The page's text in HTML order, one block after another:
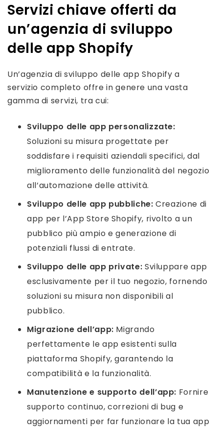
Servizi chiave offerti da
un’agenzia di sviluppo
delle app Shopify
Un’agenzia di sviluppo delle app Shopify a
servizio completo offre in genere una vasta
gamma di servizi, tra cui:
Sviluppo delle app personalizzate:
Soluzioni su misura progettate per
soddisfare i requisiti aziendali specifici, dal
miglioramento delle funzionalità del negozio
all’automazione delle attività.
Sviluppo delle app pubbliche:Creazione di
app per l’App Store Shopify, rivolto a un
pubblico più ampio e generazione di
potenziali flussi di entrate.
Sviluppo delle app private: Sviluppare app
esclusivamente per il tuo negozio, fornendo
soluzioni su misura non disponibili al
pubblico.
Migrazione dell’app: Migrando
perfettamente le app esistenti sulla
piattaforma Shopify, garantendo la
compatibilità e la funzionalità.
Manutenzione e supporto dell’app: Fornire
supporto continuo, correzioni di bug e
aggiornamenti per far funzionare la tua app